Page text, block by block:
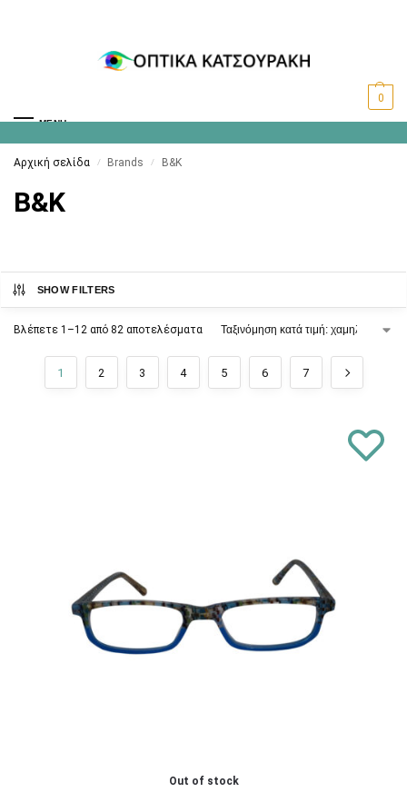
MENU
0
Αρχική σελίδα / Brands / B&K
B&K
SHOW FILTERS
Βλέπετε 1–12 από 82 αποτελέσματα
1 2 3 4 5 6 7
Out of stock